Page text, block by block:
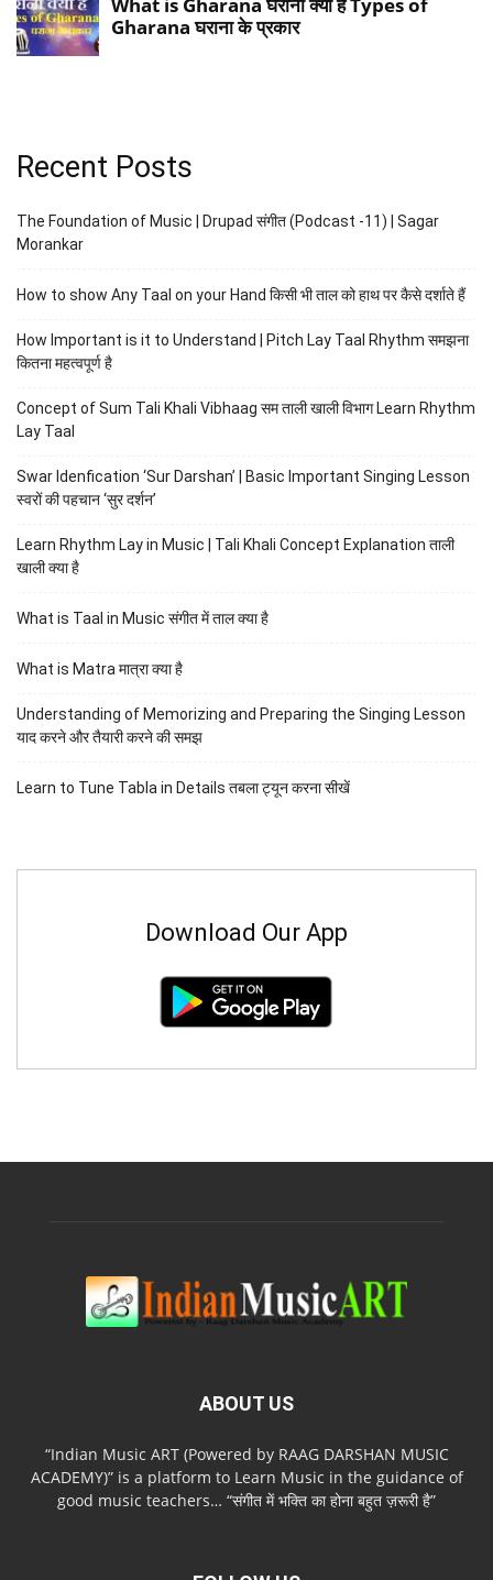
Recent Posts
The Foundation of Music | Drupad संगीत (Podcast -11) | Sagar
Morankar
How to show Any Taal on your Hand किसी भी ताल को हाथ पर कैसे दर्शाते हैं
How Important is it to Understand | Pitch Lay Taal Rhythm समझना
कितना महत्वपूर्ण है
Concept of Sum Tali Khali Vibhaag सम ताली खाली विभाग Learn Rhythm
Lay Taal
Swar Idenfication ‘Sur Darshan’ | Basic Important Singing Lesson
स्वरों की पहचान ‘सुर दर्शन’
Learn Rhythm Lay in Music | Tali Khali Concept Explanation ताली
खाली क्या है
What is Taal in Music संगीत में ताल क्या है
What is Matra मात्रा क्या है
Understanding of Memorizing and Preparing the Singing Lesson
याद करने और तैयारी करने की समझ
Learn to Tune Tabla in Details तबला ट्यून करना सीखें
Download Our App
ABOUT US
“Indian Music ART (Powered by RAAG DARSHAN MUSIC
ACADEMY)” is a platform to Learn Music in the guidance of
good music teachers… “संगीत में भक्ति का होना बहुत ज़रूरी है”